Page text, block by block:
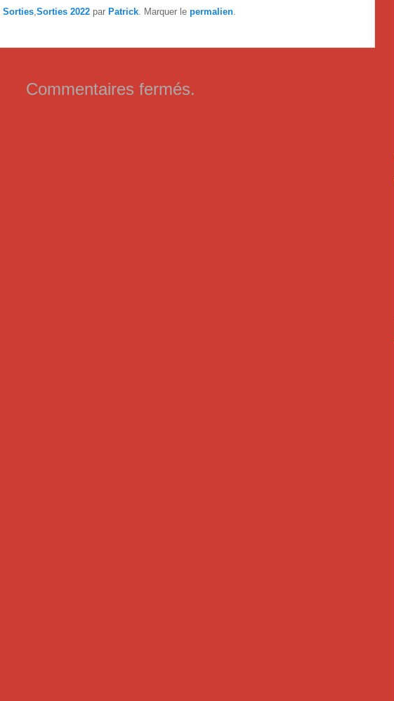
Sorties,Sorties 2022 par Patrick. Marquer le permalien.
Commentaires fermés.